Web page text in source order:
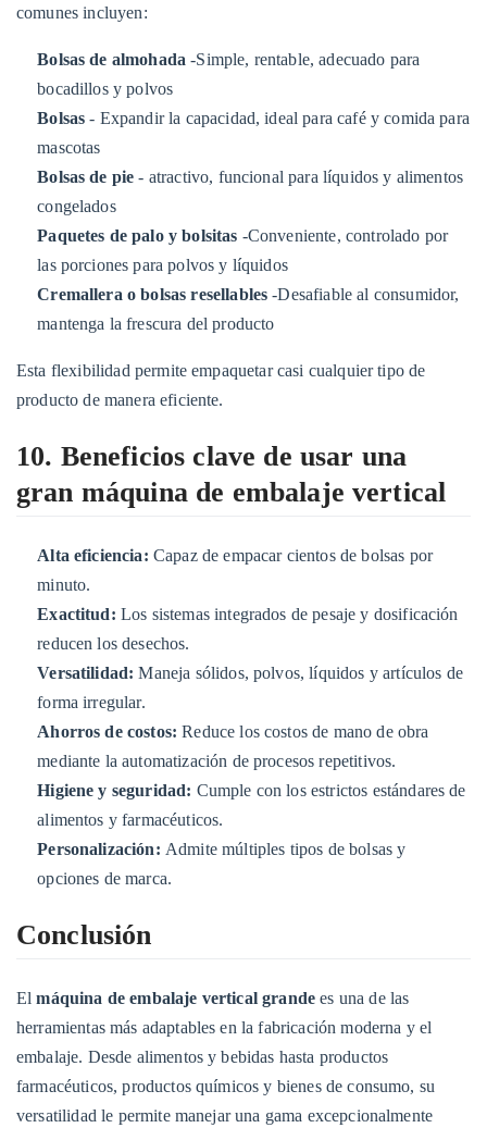
comunes incluyen:
Bolsas de almohada-Simple, rentable, adecuado para
bocadillos y polvos
Bolsas- Expandir la capacidad, ideal para café y comida para
mascotas
Bolsas de pie- atractivo, funcional para líquidos y alimentos
congelados
Paquetes de palo y bolsitas -Conveniente, controlado por
las porciones para polvos y líquidos
Cremallera o bolsas resellables-Desafiable al consumidor,
mantenga la frescura del producto
Esta flexibilidad permite empaquetar casi cualquier tipo de
producto de manera eficiente.
10. Beneficios clave de usar una
gran máquina de embalaje vertical
Alta eficiencia: Capaz de empacar cientos de bolsas por
minuto.
Exactitud: Los sistemas integrados de pesaje y dosificación
reducen los desechos.
Versatilidad:Maneja sólidos, polvos, líquidos y artículos de
forma irregular.
Ahorros de costos:Reduce los costos de mano de obra
mediante la automatización de procesos repetitivos.
Higiene y seguridad: Cumple con los estrictos estándares de
alimentos y farmacéuticos.
Personalización: Admite múltiples tipos de bolsas y
opciones de marca.
Conclusión
Elmáquina de embalaje vertical grandees una de las
herramientas más adaptables en la fabricación moderna y el
embalaje. Desde alimentos y bebidas hasta productos
farmacéuticos, productos químicos y bienes de consumo, su
versatilidad le permite manejar una gama excepcionalmente